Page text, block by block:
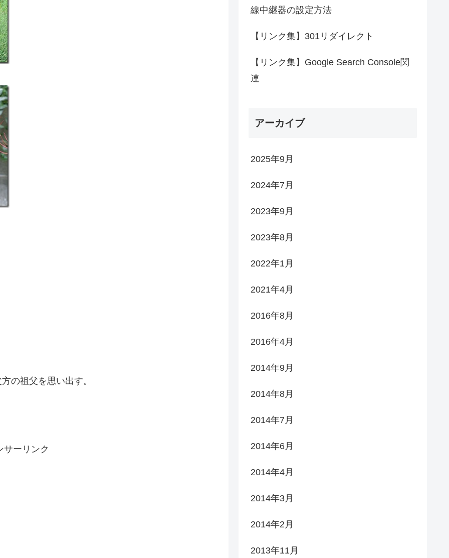
の祖父を思い出す。
サーリンク
線中継器の設定方法
【リンク集】301リダイレクト
【リンク集】Google Search Console関
連
アーカイブ
2025年9月
2024年7月
2023年9月
2023年8月
2022年1月
2021年4月
2016年8月
2016年4月
2014年9月
2014年8月
2014年7月
2014年6月
2014年4月
2014年3月
2014年2月
2013年11月